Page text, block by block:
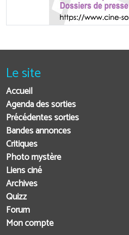
Le site
Accueil
Agenda des sorties
Précédentes sorties
Bandes annonces
Critiques
Photo mystère
Liens ciné
Archives
Quizz
Forum
Mon compte